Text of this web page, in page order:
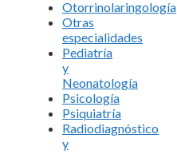
Otorrinolaringología
Otras
especialidades
Pediatría
y
Neonatología
Psicología
Psiquiatría
Radiodiagnóstico
y